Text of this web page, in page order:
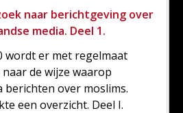
naar berichtgeving over
media. Deel 1.
wordt er met regelmaat
de wijze waarop
berichten over moslims.
een overzicht. Deel I.